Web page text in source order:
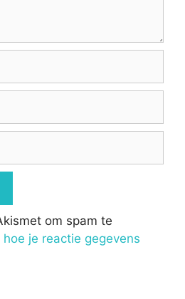
om spam te
hoe je reactie gegevens